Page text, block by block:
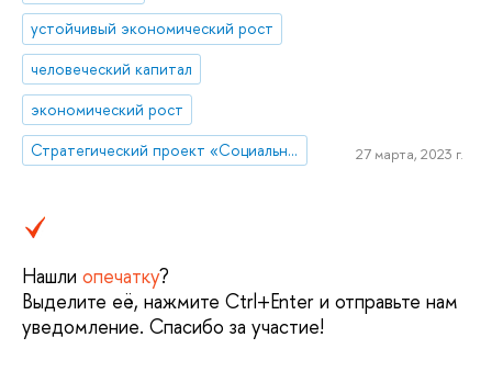
устойчивый экономический рост
человеческий капитал
экономический рост
Стратегический проект «Социальная политика устойчивого развития и инклюзивного экономического роста»
27 марта, 2023 г.
Нашли опечатку?
Выделите её, нажмите Ctrl+Enter и отправьте нам
уведомление. Спасибо за участие!